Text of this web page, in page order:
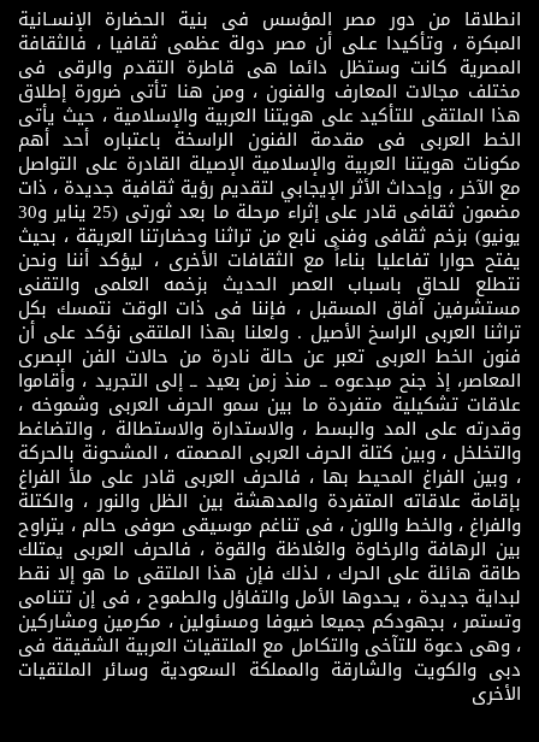
انطلاقا من دور مصر المؤسس فى بنية الحضارة الإنسـانية
المبكرة ، وتأكيدا عـلى أن مصر دولة عظمى ثقافيا ، فالثقافة
المصرية كانت وستظل دائما هى قاطرة التقدم والرقى فى
مختلف مجالات المعارف والفنون ، ومن هنا تأتى ضرورة إطلاق
هذا الملتقى للتأكيد على هويتنا العربية والإسلامية ، حيث يأتى
الخط العربى فى مقدمة الفنون الراسخة باعتباره أحد أهم
مكونات هويتنا العربية والإسلامية الإصيلة القادرة على التواصل
مع الآخر ، وإحداث الأثر الإيجابي لتقديم رؤية ثقافية جديدة ، ذات
مضمون ثقافى قادر على إثراء مرحلة ما بعد ثورتى (25 يناير و30
يونيو) بزخم ثقافى وفنى نابع من تراثنا وحضارتنا العريقة ، بحيث
يفتح حوارا تفاعليا بناءاً مع الثقافات الأخرى ، ليؤكد أننا ونحن
نتطلع للحاق باسباب العصر الحديث بزخمه العلمى والتقنى
مستشرفين آفاق المسقبل ، فإننا فى ذات الوقت نتمسك بكل
تراثنا العربى الراسخ الأصيل . ولعلنا بهذا الملتقى نؤكد على أن
فنون الخط العربى تعبر عن حالة نادرة من حالات الفن البصرى
المعاصر، إذ جنح مبدعوه ــ منذ زمن بعيد ــ إلى التجريد ، وأقاموا
علاقات تشكيلية متفردة ما بين سمو الحرف العربى وشموخه ،
وقدرته على المد والبسط ، والاستدارة والاستطالة ، والتضاغط
والتخلخل ، وبين كتلة الحرف العربى المصمته ، المشحونة بالحركة
، وبين الفراغ المحيط بها ، فالحرف العربى قادر على ملأ الفراغ
بإقامة علاقاته المتفردة والمدهشة بين الظل والنور ، والكتلة
والفراغ ، والخط واللون ، فى تناغم موسيقى صوفى حالم ، يتراوح
بين الرهافة والرخاوة والغلاظة والقوة ، فالحرف العربى يمتلك
طاقة هائلة على الحرك ، لذلك فإن هذا الملتقى ما هو إلا نقط
لبداية جديدة ، يحدوها الأمل والتفاؤل والطموح ، فى إن تتنامى
وتستمر ، بجهودكم جميعا ضيوفا ومسئولين ، مكرمين ومشاركين
، وهى دعوة للتآخى والتكامل مع الملتقيات العربية الشقيقة فى
دبى والكويت والشارقة والمملكة السعودية وسائر الملتقيات
الأخرى